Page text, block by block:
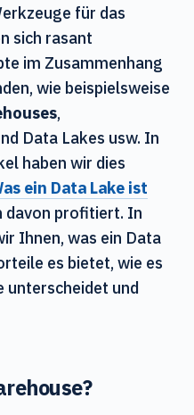
für das
sich rasant
im Zusammenhang
wie beispielsweise
,
Data Lakes usw. In
haben wir dies
ein Data Lake ist
davon profitiert. In
Ihnen, was ein Data
es bietet, wie es
unterscheidet und